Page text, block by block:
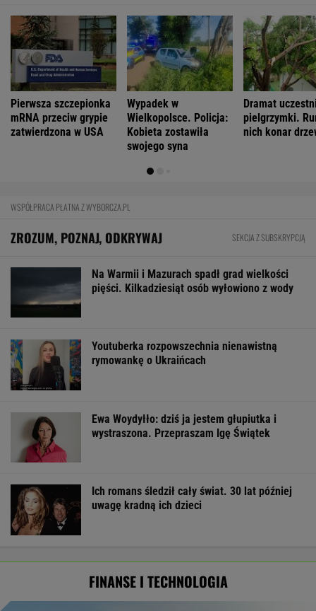
Pierwsza szczepionka
mRNA przeciw grypie
zatwierdzona w USA
Wypadek w
Wielkopolsce. Policja:
Kobieta zostawiła
swojego syna
Dramat
pielgrzymki.
nich konar
WSPÓŁPRACA PŁATNA Z WYBORCZA.PL
ZROZUM, POZNAJ, ODKRYWAJ SEKCJA Z SUBSKRYPCJĄ
Na Warmii i Mazurach spadł grad wielkości
pięści. Kilkadziesiąt osób wyłowiono z wody
Youtuberka rozpowszechnia nienawistną
rymowankę o Ukraińcach
Ewa Woydyłło: dziś ja jestem głupiutka i
wystraszona. Przepraszam Igę Świątek
Ich romans śledził cały świat. 30 lat później
uwagę kradną ich dzieci
FINANSE I TECHNOLOGIA